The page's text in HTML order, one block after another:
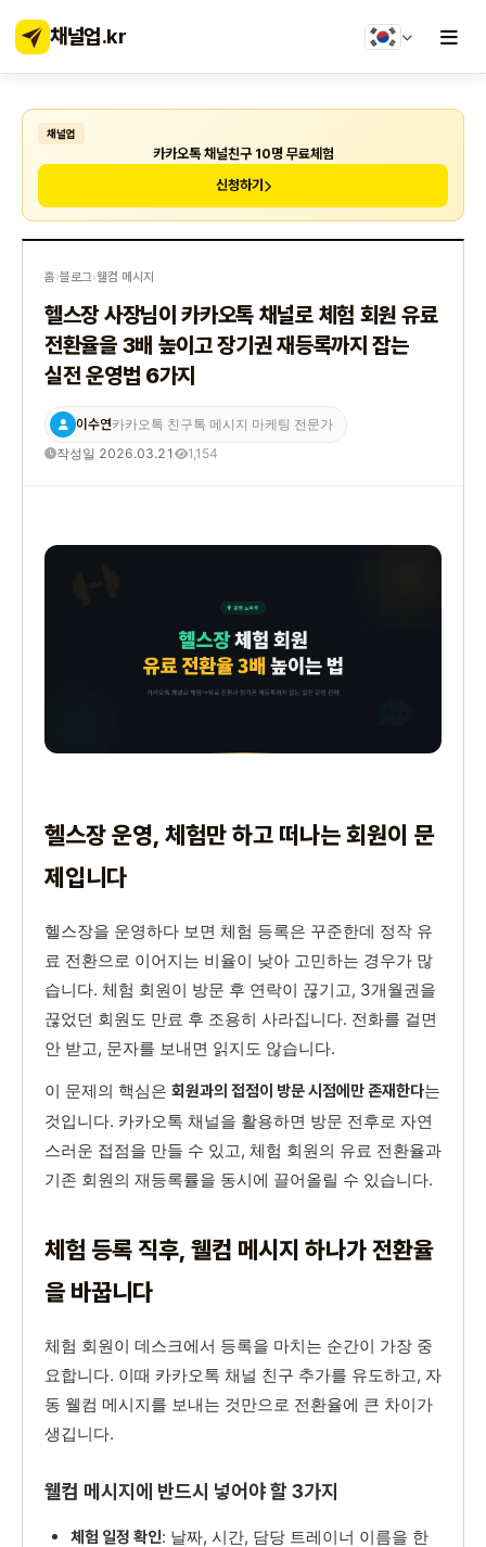
채널업.kr
채널업
카카오톡 채널친구 10명 무료체험
신청하기
홈›블로그›웰컴 메시지
헬스장 사장님이 카카오톡 채널로 체험 회원 유료
전환율을 3배 높이고 장기권 재등록까지 잡는
실전 운영법 6가지
이수연카카오톡 친구톡 메시지 마케팅 전문가
작성일 2026.03.21 1,154
헬스장 운영, 체험만 하고 떠나는 회원이 문
제입니다
헬스장을 운영하다 보면 체험 등록은 꾸준한데 정작 유
료 전환으로 이어지는 비율이 낮아 고민하는 경우가 많
습니다. 체험 회원이 방문 후 연락이 끊기고, 3개월권을
끊었던 회원도 만료 후 조용히 사라집니다. 전화를 걸면
안 받고, 문자를 보내면 읽지도 않습니다.
이 문제의 핵심은 회원과의 접점이 방문 시점에만 존재한다는
것입니다. 카카오톡 채널을 활용하면 방문 전후로 자연
스러운 접점을 만들 수 있고, 체험 회원의 유료 전환율과
기존 회원의 재등록률을 동시에 끌어올릴 수 있습니다.
체험 등록 직후, 웰컴 메시지 하나가 전환율
을 바꿉니다
체험 회원이 데스크에서 등록을 마치는 순간이 가장 중
요합니다. 이때 카카오톡 채널 친구 추가를 유도하고, 자
동 웰컴 메시지를 보내는 것만으로 전환율에 큰 차이가
생깁니다.
웰컴 메시지에 반드시 넣어야 할 3가지
체험 일정 확인: 날짜, 시간, 담당 트레이너 이름을 한